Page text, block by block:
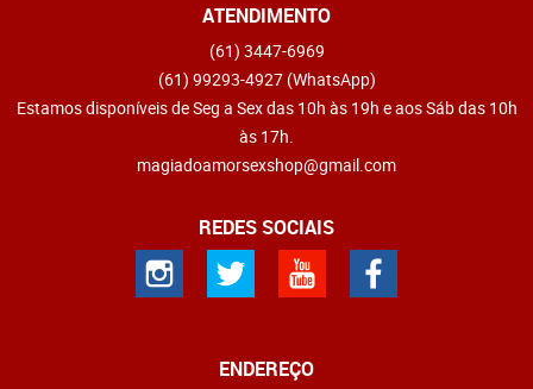
ATENDIMENTO
(61) 3447-6969
(61) 99293-4927 (WhatsApp)
Estamos disponíveis de Seg a Sex das 10h às 19h e aos Sáb das 10h
às 17h.
magiadoamorsexshop@gmail.com
REDES SOCIAIS
ENDEREÇO